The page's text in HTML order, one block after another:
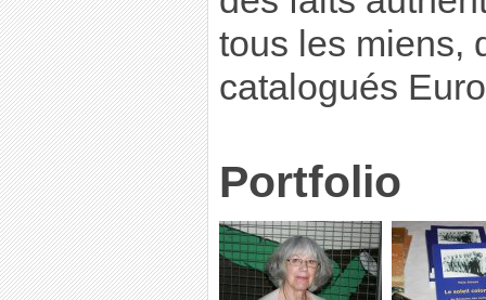
tous les miens,
catalogués
Portfolio